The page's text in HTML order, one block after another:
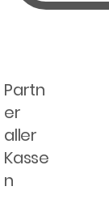
Partn
er
aller
Kasse
n